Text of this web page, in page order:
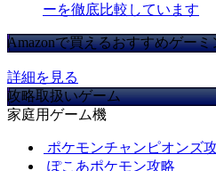
ーを徹底比較しています
Amazonで買えるおすすめゲー
詳細を見る
攻略取扱いゲーム
家庭用ゲーム機
ポケモンチャンピオンズ
ぽこあポケモン攻略